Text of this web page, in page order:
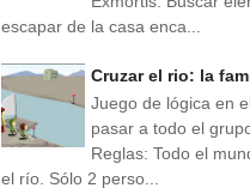
escapar de la casa enca...
Cruzar el rio: la
Juego de lógica en
pasar a todo el
Reglas: Todo el
el río. Sólo 2 perso...